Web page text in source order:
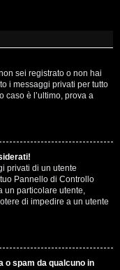
sei registrato o non hai
i messaggi privati per tutto
caso è l’ultimo, prova a
privati ​​di un utente
Pannello di Controllo
un particolare utente,
di impedire a un utente
o spam da qualcuno in